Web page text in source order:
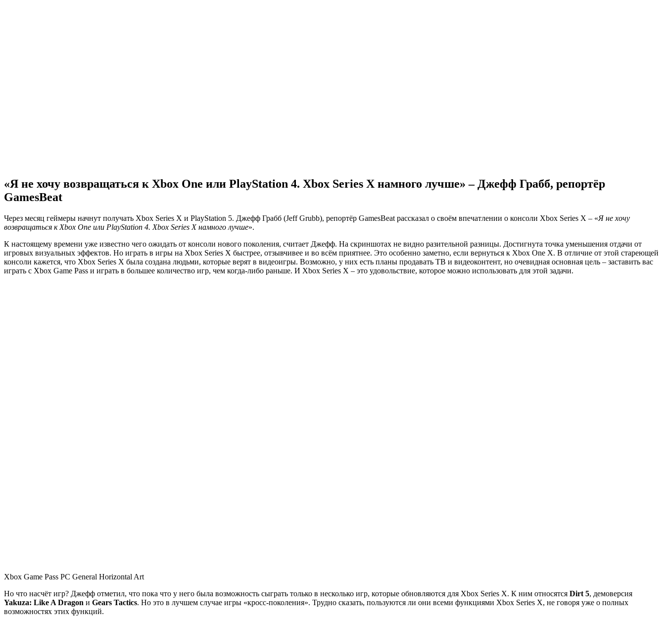
«Я не хочу возвращаться к Xbox One или PlayStation 4. Xbox Series X намного лучше» – Джефф Грабб, репортёр
GamesBeat
Через месяц геймеры начнут получать Xbox Series X и PlayStation 5. Джефф Грабб (Jeff Grubb), репортёр GamesBeat рассказал о своём впечатлении о консоли Xbox Series X – «Я не хочу
возвращаться к Xbox One или PlayStation 4. Xbox Series X намного лучше».
К настоящему времени уже известно чего ожидать от консоли нового поколения, считает Джефф. На скриншотах не видно разительной разницы. Достигнута точка уменьшения отдачи от
игровых визуальных эффектов. Но играть в игры на Xbox Series X быстрее, отзывчивее и во всём приятнее. Это особенно заметно, если вернуться к Xbox One X. В отличие от этой стареющей
консоли кажется, что Xbox Series X была создана людьми, которые верят в видеоигры. Возможно, у них есть планы продавать ТВ и видеоконтент, но очевидная основная цель – заставить вас
играть с Xbox Game Pass и играть в большее количество игр, чем когда-либо раньше. И Xbox Series X – это удовольствие, которое можно использовать для этой задачи.
Xbox Game Pass PC General Horizontal Art
Но что насчёт игр? Джефф отметил, что пока что у него была возможность сыграть только в несколько игр, которые обновляются для Xbox Series X. К ним относятся Dirt 5, демоверсия
Yakuza: Like A Dragon и Gears Tactics. Но это в лучшем случае игры «кросс-поколения». Трудно сказать, пользуются ли они всеми функциями Xbox Series X, не говоря уже о полных
возможностях этих функций.